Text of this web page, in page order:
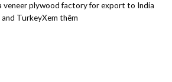
veneer plywood factory for export to India
and TurkeyXem thêm